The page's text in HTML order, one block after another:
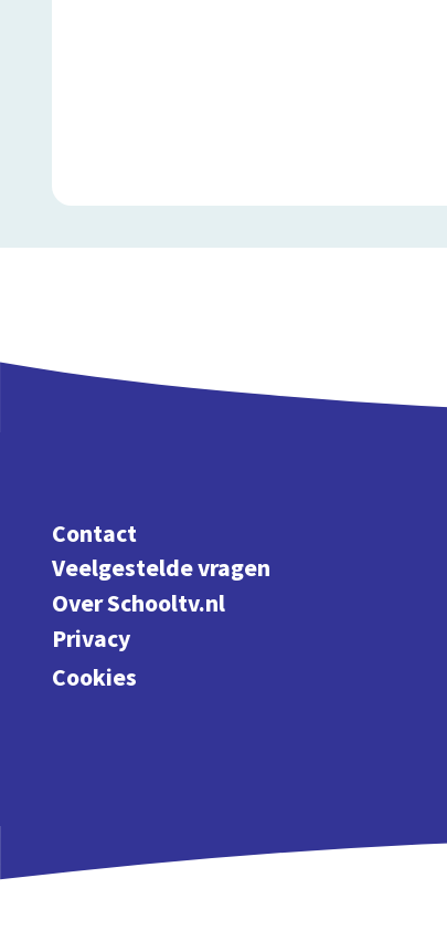
Contact
Veelgestelde vragen
Over Schooltv.nl
Privacy
Cookies